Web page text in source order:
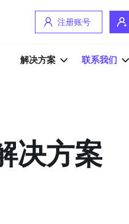
注册账号
解决方案 联系我们
决方案